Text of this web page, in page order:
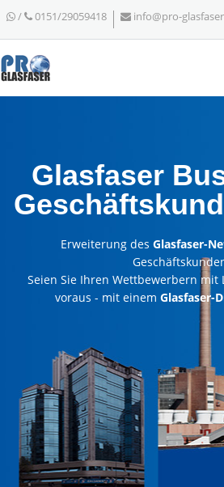
/ 0151/29059418 info@pro-
Glasfaser
Erweiterung des Glasfaser-
Seien Sie Ihren Wettbewerbern mit
voraus - mit einem Glasfaser-